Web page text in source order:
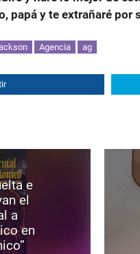
papá y te extrañaré por
Agencia ag
e
el
a
en